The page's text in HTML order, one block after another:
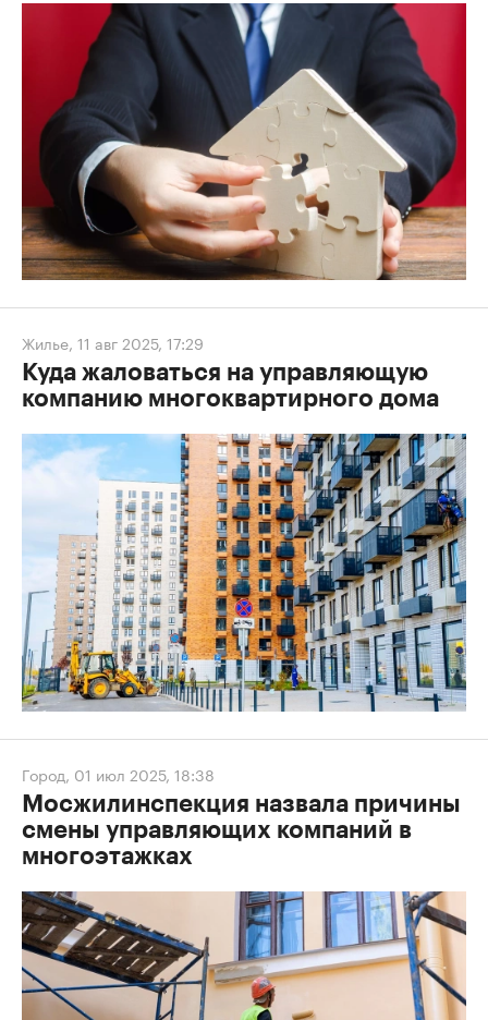
Жилье, 11 авг 2025, 17:29
Куда жаловаться на управляющую
компанию многоквартирного дома
Город, 01 июл 2025, 18:38
Мосжилинспекция назвала причины
смены управляющих компаний в
многоэтажках